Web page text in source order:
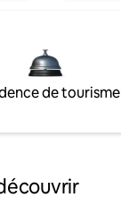
de tourisme